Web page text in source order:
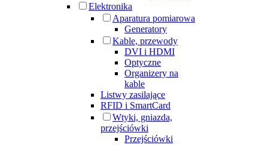
Elektronika
Aparatura pomiarowa
Generatory
Kable, przewody
DVI i HDMI
Optyczne
Organizery na
kable
Listwy zasilające
RFID i SmartCard
Wtyki, gniazda,
przejściówki
Przejściówki